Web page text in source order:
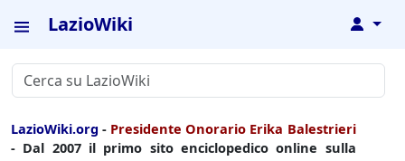
LazioWiki ↓
LazioWiki.org - Presidente Onorario Erika Balestrieri
- Dal 2007 il primo sito enciclopedico online sulla